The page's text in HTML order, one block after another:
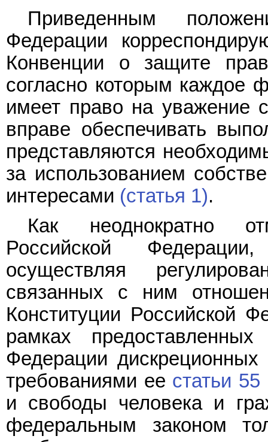
Приведенным
Федерации
Конвенции о защите
согласно которым каждое
имеет право на уважение
вправе обеспечивать
представляются
за использованием
интересами (статья 1).
Как неоднократно
Российской
осуществляя
связанных с ним
Конституции Российской
рамках
Федерации дискреционных
требованиями ее статьи
и свободы человека и
федеральным законом